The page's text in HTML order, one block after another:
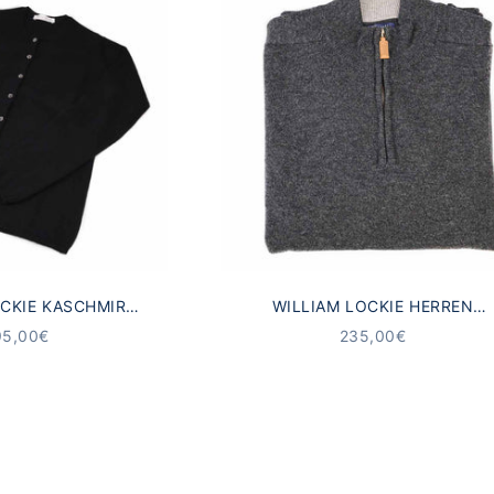
KASCHMIR
SCHWARZ
WILLIAM LOCKIE HERREN
LAMMWOLLE TROYER PULLOVER
ANGEBOT
235,00€